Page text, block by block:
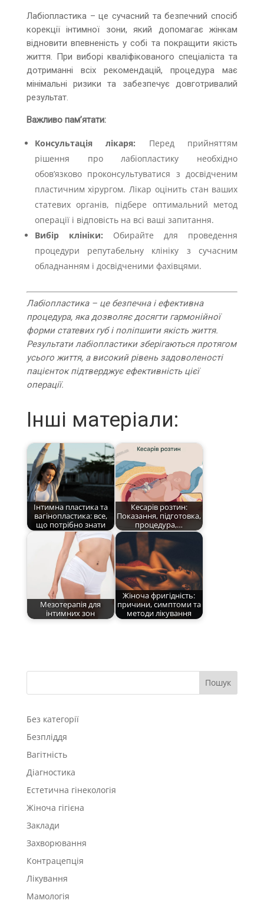
Лабіопластика – це сучасний та безпечний спосіб
корекції інтимної зони, який допомагає жінкам
відновити впевненість у собі та покращити якість
життя. При виборі кваліфікованого спеціаліста та
дотриманні всіх рекомендацій, процедура має
мінімальні ризики та забезпечує довготривалий
результат.
Важливо пам’ятати:
Консультація лікаря: Перед прийняттям
рішення про лабіопластику необхідно
обов’язково проконсультуватися з досвідченим
пластичним хірургом. Лікар оцінить стан ваших
статевих органів, підбере оптимальний метод
операції і відповість на всі ваші запитання.
Вибір клініки: Обирайте для проведення
процедури репутабельну клініку з сучасним
обладнанням і досвідченими фахівцями.
Лабіопластика – це безпечна і ефективна
процедура, яка дозволяє досягти гармонійної
форми статевих губ і поліпшити якість життя.
Результати лабіопластики зберігаються протягом
усього життя, а високий рівень задоволеності
пацієнток підтверджує ефективність цієї
операції.
Інші матеріали:
Інтимна пластика та
вагінопластика: все,
що потрібно знати
Кесарів розтин:
Показання, підготовка,
процедура,…
Мезотерапія для
інтимних зон
Жіноча фригідність:
причини, симптоми та
методи лікування
Пошук
Без категорії
Безпліддя
Вагітність
Діагностика
Естетична гінекологія
Жіноча гігієна
Заклади
Захворювання
Контрацепція
Лікування
Мамологія